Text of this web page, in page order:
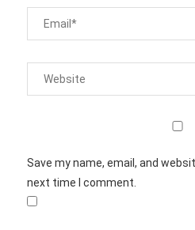
Save my name, email, and
next time I comment.